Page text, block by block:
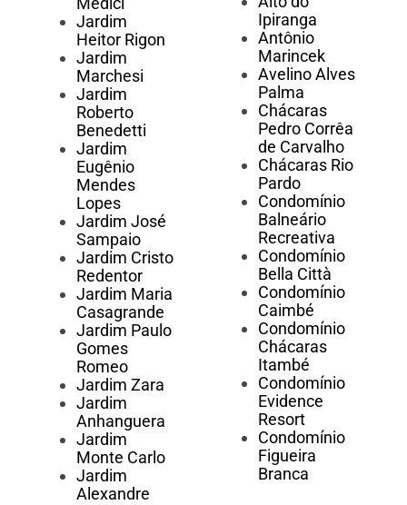
Jardim
Heitor Rigon
Jardim
Marchesi
Jardim
Roberto
Benedetti
Jardim
Eugênio
Mendes
Lopes
Jardim José
Sampaio
Jardim Cristo
Redentor
Jardim Maria
Casagrande
Jardim Paulo
Gomes
Romeo
Jardim Zara
Jardim
Anhanguera
Jardim
Monte Carlo
Jardim
Alexandre
Ipiranga
Antônio
Marincek
Avelino Alves
Palma
Chácaras
Pedro Corrêa
de Carvalho
Chácaras Rio
Pardo
Condomínio
Balneário
Recreativa
Condomínio
Bella Città
Condomínio
Caimbé
Condomínio
Chácaras
Itambé
Condomínio
Evidence
Resort
Condomínio
Figueira
Branca